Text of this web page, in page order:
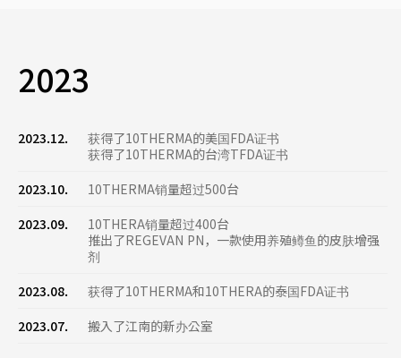
2023
2023.12.
获得了10THERMA的美国FDA证书
获得了10THERMA的台湾TFDA证书
2023.10.
10THERMA销量超过500台
2023.09.
10THERA销量超过400台
推出了REGEVAN PN，一款使用养殖鳟鱼的皮肤增强
剂
2023.08.
获得了10THERMA和10THERA的泰国FDA证书
2023.07.
搬入了江南的新办公室